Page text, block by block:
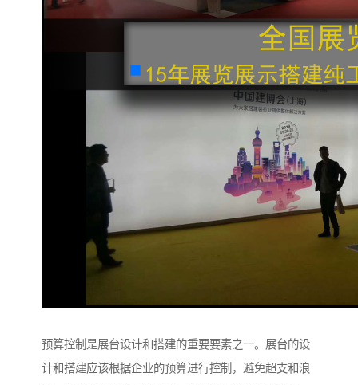
预算控制是展台设计和搭建的重要要素之一。展台的设
计和搭建应该根据企业的预算进行控制，避免超支和浪